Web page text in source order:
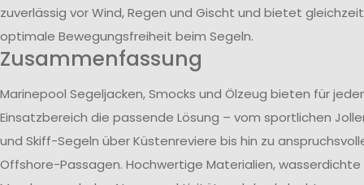
zuverlässig vor Wind, Regen und Gischt und bietet
optimale Bewegungsfreiheit beim Segeln.
Zusammenfassung
Marinepool Segeljacken, Smocks und Ölzeug bieten für
Einsatzbereich die passende Lösung – vom sportlichen
und Skiff-Segeln über Küstenreviere bis hin zu
Offshore-Passagen. Hochwertige Materialien, wasserdichte